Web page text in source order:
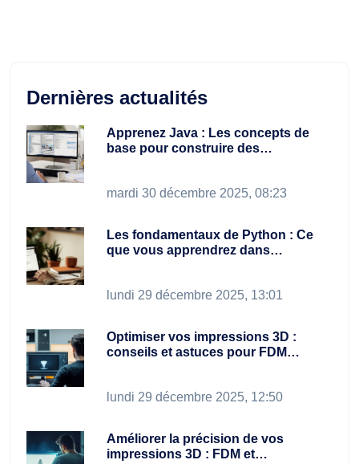
Dernières actualités
Apprenez Java : Les concepts de
base pour construire des…
mardi 30 décembre 2025, 08:23
Les fondamentaux de Python : Ce
que vous apprendrez dans…
lundi 29 décembre 2025, 13:01
Optimiser vos impressions 3D :
conseils et astuces pour FDM…
lundi 29 décembre 2025, 12:50
Améliorer la précision de vos
impressions 3D : FDM et…